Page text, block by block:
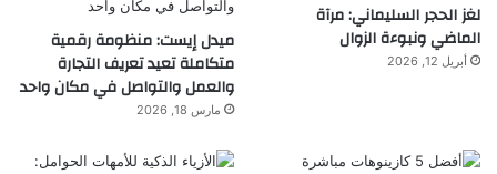
لغز الحجر السليماني: مرآة
الماضي ونبوءة الزوال
أبريل 12, 2026
ميدل إيست: منظومة رقمية
متكاملة تعيد تعريف التجارة
والعمل والتواصل في مكان واحد
مارس 18, 2026